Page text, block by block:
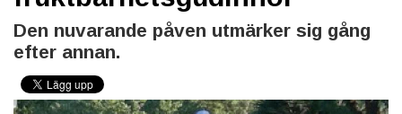
Den nuvarande påven utmärker sig gång
efter annan.